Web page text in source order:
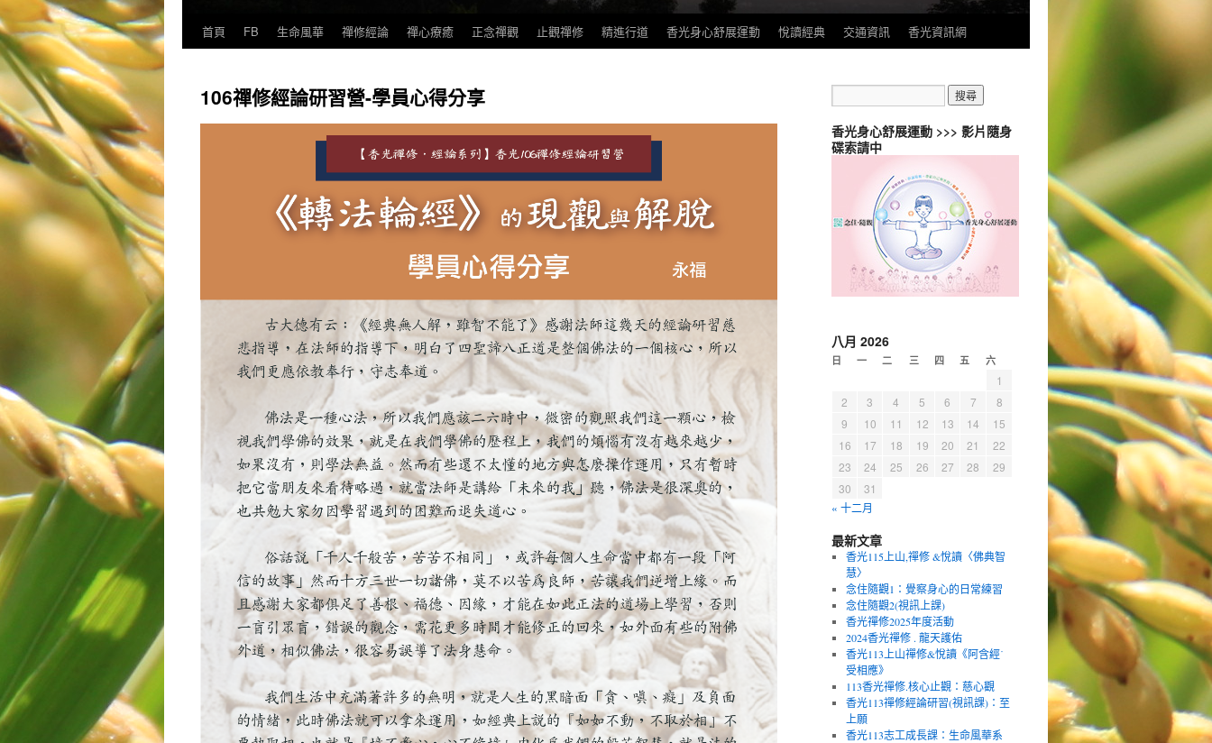
首頁 FB 生命風華 禪修經論 禪心療癒 正念禪觀 止觀禪修 精進行道 香光身心舒展運動 悅讀經典 交通資訊 香光資訊網
106禪修經論研習營-學員心得分享
香光身心舒展運動 >>> 影片隨身
碟索請中
八月 2026
日 一 二 三 四 五 六
« 十二月
1
2
3 4 5 6 7
8
9
10 11 12 13 14
15
16
17 18 19 20 21
22
23
24 25 26 27 28
29
30
31
最新文章
香光115上山,禪修 &悅讀〈佛典智
慧〉
念住隨觀1：覺察身心的日常練習
念住隨觀2(視訊上課)
香光禪修2025年度活動
2024香光禪修 . 龍天護佑
香光113上山禪修&悅讀《阿含經˙
受相應》
113香光禪修.核心止觀：慈心觀
香光113禪修經論研習(視訊課)：至
上願
香光113志工成長課：生命風華系